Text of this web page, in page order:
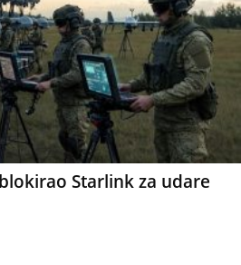
Starlink za udare